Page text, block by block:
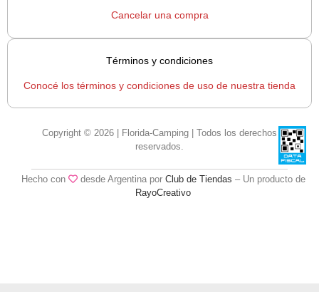
Cancelar una compra
Términos y condiciones
Conocé los términos y condiciones de uso de nuestra tienda
Copyright © 2026 | Florida-Camping | Todos los derechos
reservados.
Hecho con desde Argentina por Club de Tiendas – Un producto de
RayoCreativo